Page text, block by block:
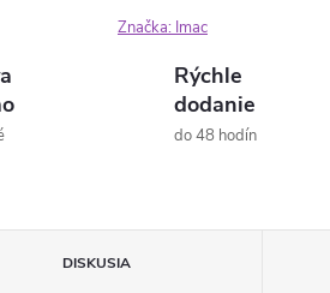
Značka: Imac
Rýchle
dodanie
do 48 hodín
DISKUSIA